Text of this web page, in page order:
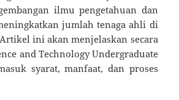
ilmu pengetahuan dan
jumlah tenaga ahli di
ini akan menjelaskan secara
and Technology Undergraduate
syarat, manfaat, dan proses